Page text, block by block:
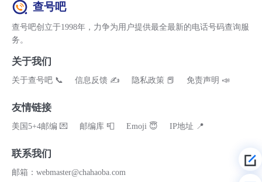
查号吧
查号吧创立于1998年，力争为用户提供最全最新的电话号码查询服
务。
关于我们
关于查号吧 📞 信息反馈 ✍ 隐私政策 📕 免责声明 📣
友情链接
美国5+4邮编 💌 邮编库 📮 Emoji 😇 IP地址 📍
联系我们
邮箱：webmaster@chahaoba.com